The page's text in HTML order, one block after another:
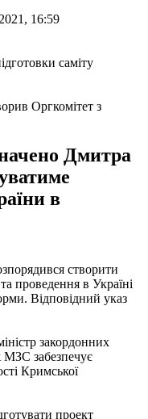
16:59
Оргкомітет з
Дмитра
в
створити
проведення в Україні
Відповідний указ
закордонних
забезпечує
Кримської
проект